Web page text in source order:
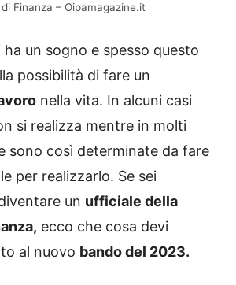
Finanza – Oipamagazine.it
un sogno e spesso questo
possibilità di fare un
nella vita. In alcuni casi
si realizza mentre in molti
sono così determinate da fare
per realizzarlo. Se sei
un ufficiale della
ecco che cosa devi
al nuovo bando del 2023.